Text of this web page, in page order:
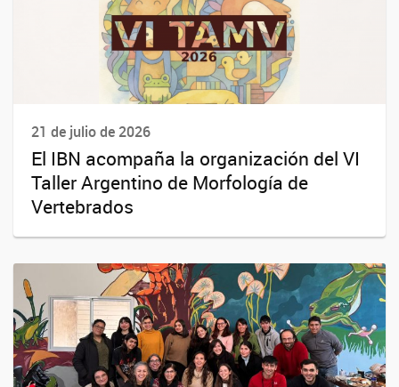
21 de julio de 2026
El IBN acompaña la organización del VI
Taller Argentino de Morfología de
Vertebrados